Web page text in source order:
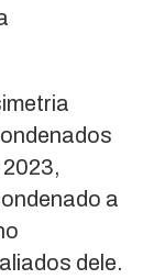
a
dele.